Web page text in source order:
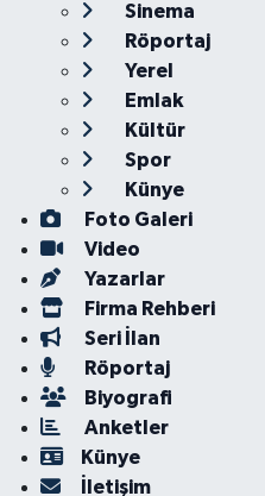
Sinema
Röportaj
Yerel
Emlak
Kültür
Spor
Künye
Foto Galeri
Video
Yazarlar
Firma Rehberi
Seri İlan
Röportaj
Biyografi
Anketler
Künye
İletişim